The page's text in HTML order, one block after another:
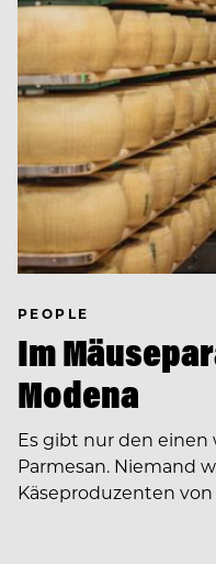
PEOPLE
Im
Modena
Es gibt nur den einen
Parmesan. Niemand
Käseproduzenten